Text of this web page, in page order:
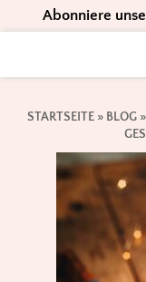
to
navigation
to
content
to
Abonniere
STARTSEITE » BLOG »